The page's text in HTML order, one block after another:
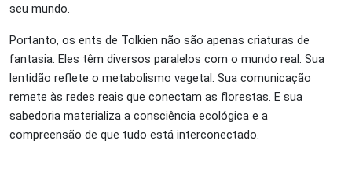
seu mundo.
Portanto, os ents de Tolkien não são apenas criaturas de
fantasia. Eles têm diversos paralelos com o mundo real. Sua
lentidão reflete o metabolismo vegetal. Sua comunicação
remete às redes reais que conectam as florestas. E sua
sabedoria materializa a consciência ecológica e a
compreensão de que tudo está interconectado.